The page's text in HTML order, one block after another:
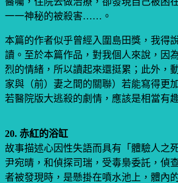
一一神秘的被殺害……。
本篇的作者似乎曾經入圍島田獎，我得
讀。至於本篇作品，對我個人來說，因
烈的情緒，所以讀起來還挺累；此外，
家與（前）妻之間的關聯）若能寫得更
若醫院版大逃殺的劇情，應該是相當有
20. 赤紅的浴缸
故事描述心因性失語而具有「體驗人之
尹宛晴，和偵探司瑞，受毒梟委託，偵
者被發現時，是懸掛在噴水池上，體內